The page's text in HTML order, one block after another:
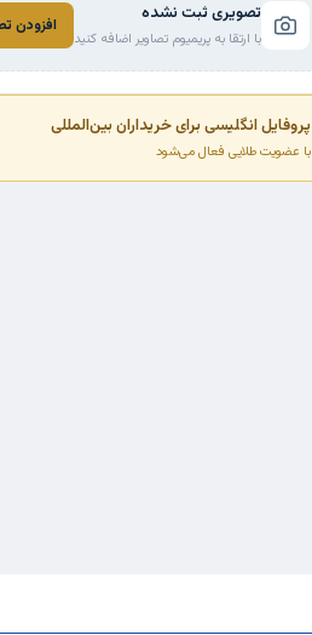
تصویری ثبت نشده
با ارتقا به پریمیوم تصاویر اضافه کنید
افزودن
پروفایل انگلیسی برای خریداران بین‌المللی
با عضویت طلایی فعال می‌شود